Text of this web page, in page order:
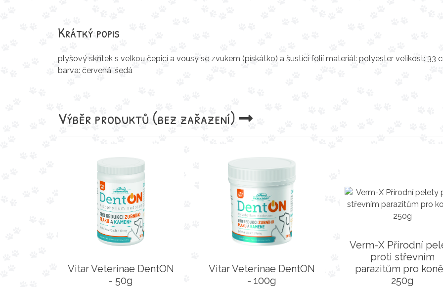
Krátký popis
plyšový skřítek s velkou čepicí a vousy se zvukem (pískátko) a šustící folií materiál: polyester velikost: 33
barva: červená, šedá
Výběr produktů (bez zařazení)
Vitar Veterinae DentON
- 50g
Vitar Veterinae DentON
- 100g
Verm-X Přírodní
proti střevním
parazitům pro
250g